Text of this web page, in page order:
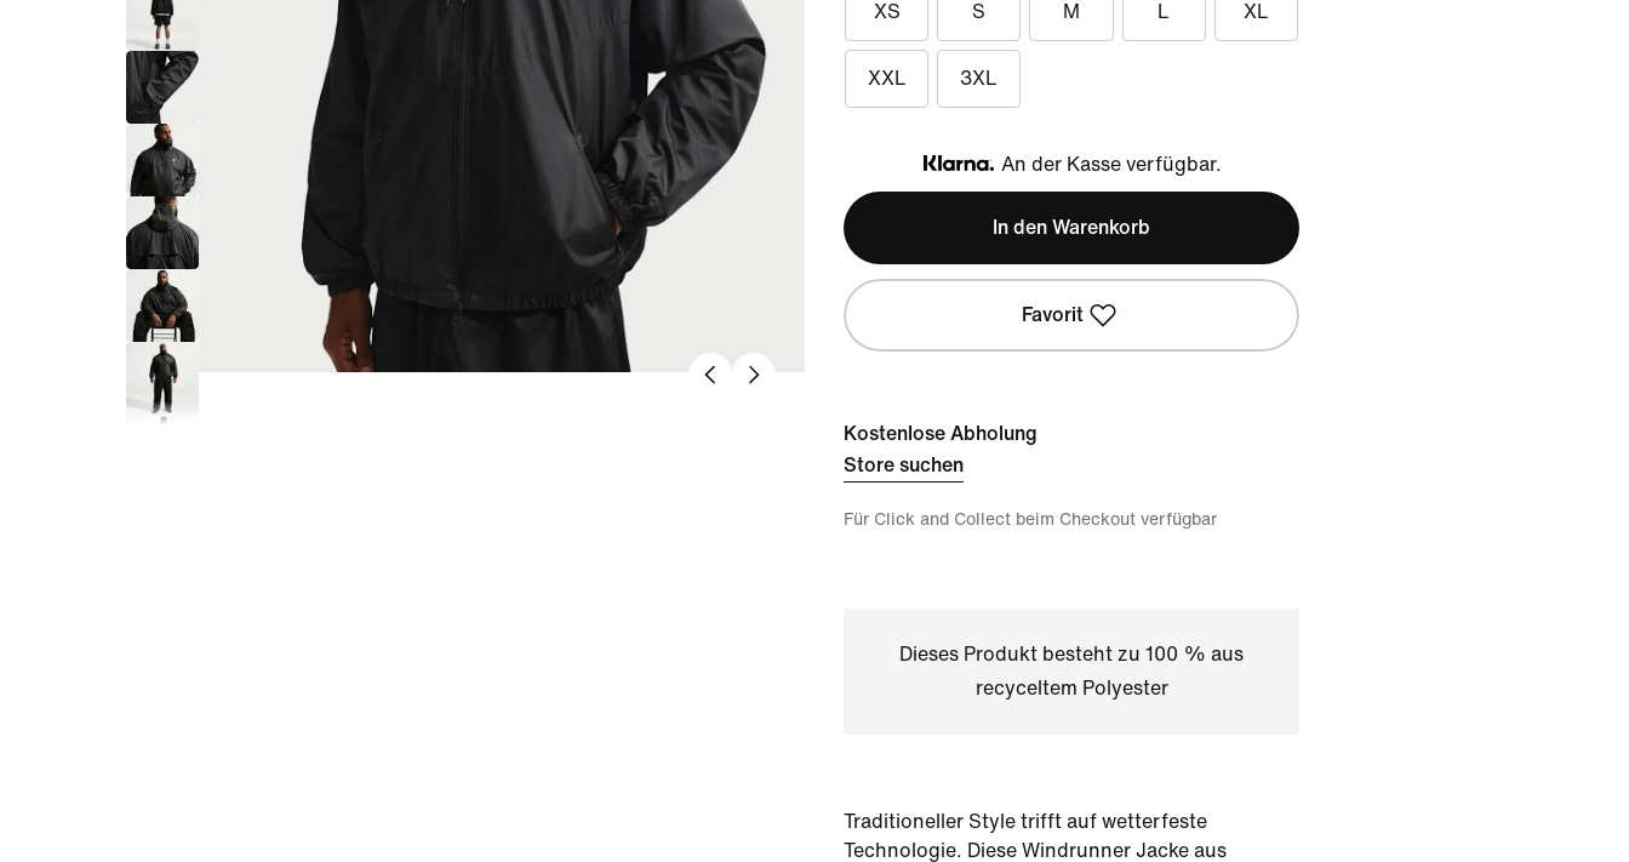
XS S M L XL
XXL 3XL
Klarna
An der Kasse verfügbar.
In den Warenkorb
Favorit
Kostenlose Abholung
Store suchen
Für Click and Collect beim Checkout verfügbar
Dieses Produkt besteht zu 100 % aus
recyceltem Polyester
Traditioneller Style trifft auf wetterfeste
Technologie. Diese Windrunner Jacke aus